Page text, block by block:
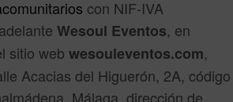
con NIF-IVA
Wesoul Eventos, en
sitio webwesouleventos.com,
Acacias del Higuerón, 2A, código
Málaga, dirección de